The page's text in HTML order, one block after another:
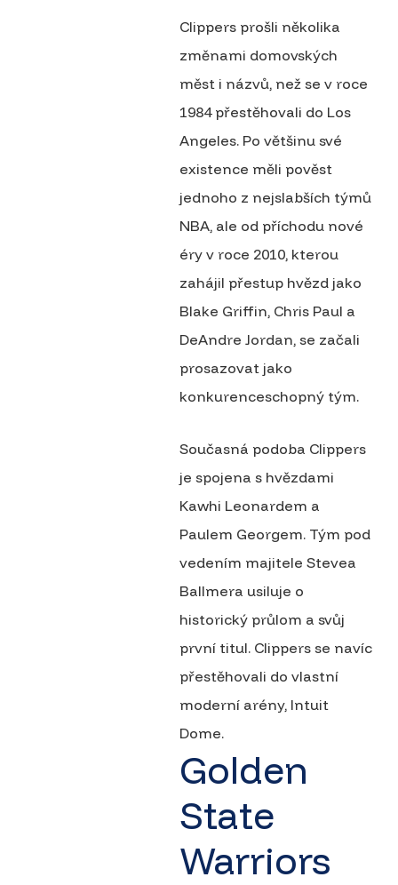
Clippers prošli několika
změnami domovských
měst i názvů, než se v roce
1984 přestěhovali do Los
Angeles. Po většinu své
existence měli pověst
jednoho z nejslabších týmů
NBA, ale od příchodu nové
éry v roce 2010, kterou
zahájil přestup hvězd jako
Blake Griffin, Chris Paul a
DeAndre Jordan, se začali
prosazovat jako
konkurenceschopný tým.
Současná podoba Clippers
je spojena s hvězdami
Kawhi Leonardem a
Paulem Georgem. Tým pod
vedením majitele Stevea
Ballmera usiluje o
historický průlom a svůj
první titul. Clippers se navíc
přestěhovali do vlastní
moderní arény, Intuit
Dome.
Golden
State
Warriors